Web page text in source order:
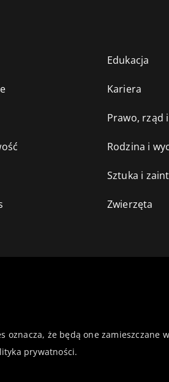
Edukacja
Kariera
Prawo, rząd
Rodzina i
Sztuka i
Zwierzęta
że będą one zamieszczane
prywatności.